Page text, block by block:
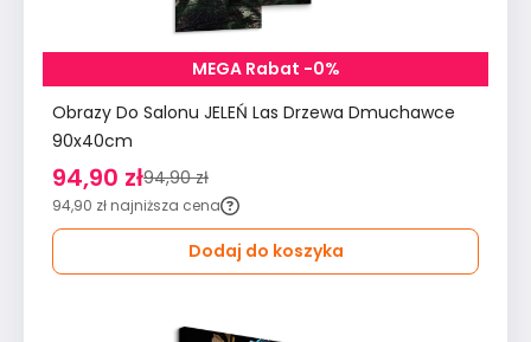
MEGA Rabat -0%
Obrazy Do Salonu JELEŃ Las Drzewa Dmuchawce
90x40cm
94,90 zł94,90 zł
94,90 zł najniższa cena
Dodaj do koszyka